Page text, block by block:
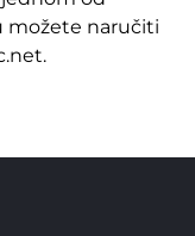
možete naručiti